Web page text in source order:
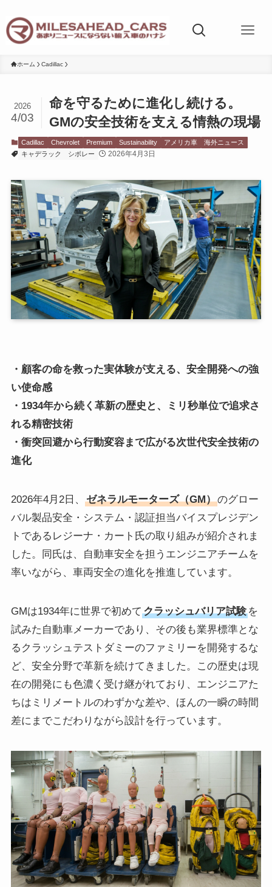
ホーム Cadillac
命を守るために進化し続ける。
GMの安全技術を支える情熱の現場
2026
4/03
Cadillac Chevrolet Premium Sustainability アメリカ車
海外ニュース
キャデラック
シボレー 2026年4月3日
・顧客の命を救った実体験が支える、安全開発への強
い使命感
・1934年から続く革新の歴史と、ミリ秒単位で追求さ
れる精密技術
・衝突回避から行動変容まで広がる次世代安全技術の
進化
2026年4月2日、 ゼネラルモーターズ（GM）のグロー
バル製品安全・システム・認証担当バイスプレジデン
トであるレジーナ・カート氏の取り組みが紹介されま
した。同氏は、自動車安全を担うエンジニアチームを
率いながら、車両安全の進化を推進しています。
GMは1934年に世界で初めて クラッシュバリア試験を
試みた自動車メーカーであり、その後も業界標準とな
るクラッシュテストダミーのファミリーを開発するな
ど、安全分野で革新を続けてきました。この歴史は現
在の開発にも色濃く受け継がれており、エンジニアた
ちはミリメートルのわずかな差や、ほんの一瞬の時間
差にまでこだわりながら設計を行っています。